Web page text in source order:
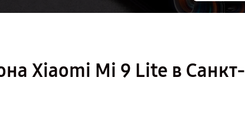
Xiaomi Mi 9 Lite в Санкт-